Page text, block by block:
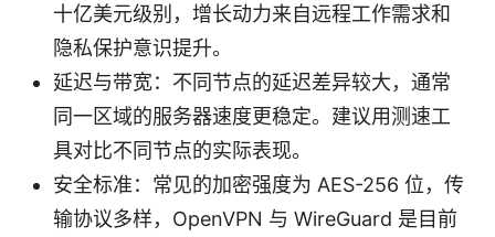
十亿美元级别，增长动力来自远程工作需求和
隐私保护意识提升。
延迟与带宽：不同节点的延迟差异较大，通常
同一区域的服务器速度更稳定。建议用测速工
具对比不同节点的实际表现。
安全标准：常见的加密强度为 AES-256 位，传
输协议多样，OpenVPN 与 WireGuard 是目前